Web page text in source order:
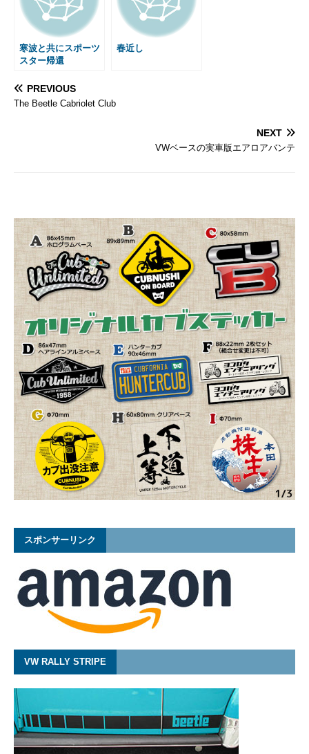
寒波と共にスポーツ
スター帰還
春近し
PREVIOUS
The Beetle Cabriolet Club
NEXT
VWベースの実車版エアロアバンテ
スポンサーリンク
VW RALLY STRIPE